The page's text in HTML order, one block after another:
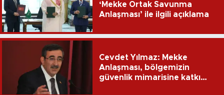
‘Mekke Ortak Savunma
Anlaşması’ ile ilgili açıklama
Cevdet Yılmaz: Mekke
Anlaşması, bölgemizin
güvenlik mimarisine katkı